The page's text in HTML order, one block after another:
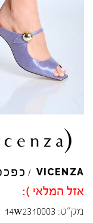
VICENZA
/
אזל המלאי ):
מק"ט: 14w2310003